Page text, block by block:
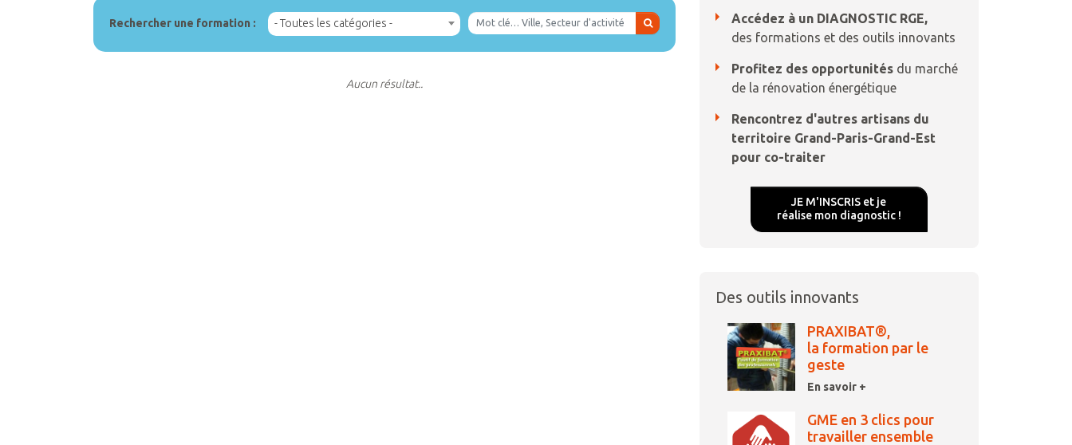
Rechercher une formation : - Toutes les catégories -
Aucun résultat..
Accédez à un DIAGNOSTIC RGE,
des formations et des outils innovants
Profitez des opportunités du marché
de la rénovation énergétique
Rencontrez d'autres artisans du
territoire Grand-Paris-Grand-Est
pour co-traiter
JE M'INSCRIS et je
réalise mon diagnostic !
Des outils innovants
PRAXIBAT®,
la formation par le
geste
En savoir +
GME en 3 clics pour
travailler ensemble